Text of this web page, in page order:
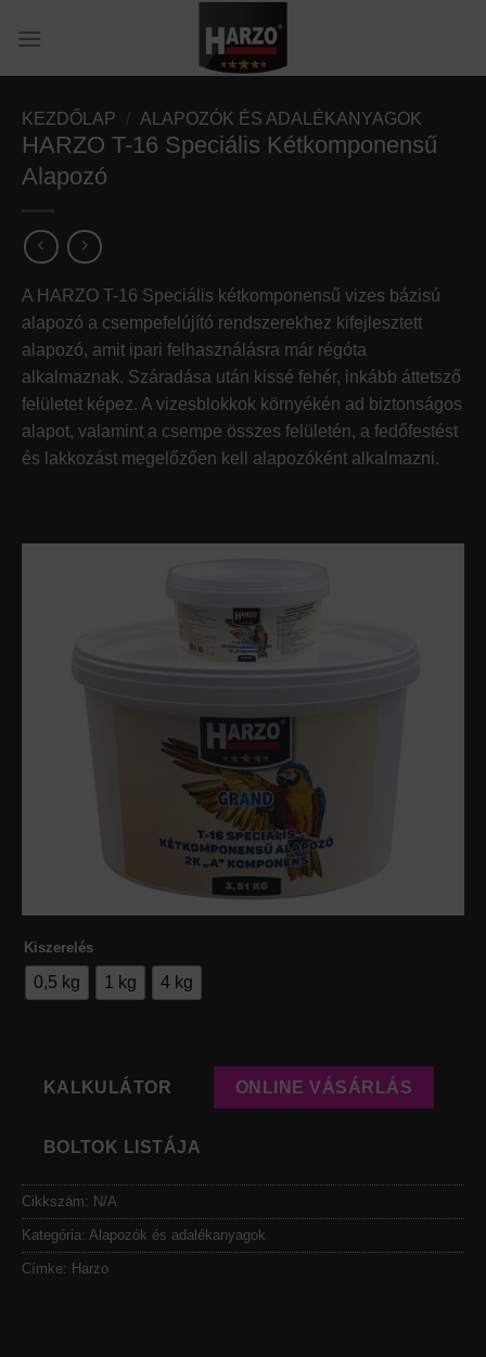
KEZDŐLAP ALAPOZÓK ÉS ADALÉKANYAGOK
HARZO T-16 Speciális Kétkomponensű
Alapozó
A HARZO T-16 Speciális kétkomponensű vizes bázisú
alapozó a csempefelújító rendszerekhez kifejlesztett
alapozó, amit ipari felhasználásra már régóta
alkalmaznak. Száradása után kissé fehér, inkább áttetsző
felületet képez. A vizesblokkok környékén ad biztonságos
alapot, valamint a csempe összes felületén, a fedőfestést
és lakkozást megelőzően kell alapozóként alkalmazni.
Kiszerelés
0,5 kg 1 kg 4 kg
KALKULÁTOR ONLINE VÁSÁRLÁS
BOLTOK LISTÁJA
Cikkszám: N/A
Kategória: Alapozók és adalékanyagok
Címke: Harzo